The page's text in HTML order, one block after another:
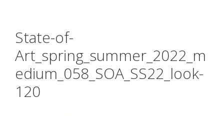
State-of-
Art_spring_summer_2022_m
edium_058_SOA_SS22_look-
120